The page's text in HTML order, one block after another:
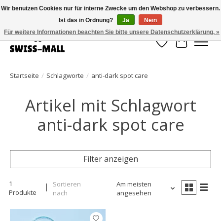
Kostenloser Versand ab CHF 250 – pünktlich und zuverlässig geliefert
Wunschzettel
Ihr
Startseite / Schlagworte / anti-dark spot care
Artikel mit Schlagwort
anti-dark spot care
Filter anzeigen
1
Produkte
Sortieren
nach
Am meisten
angesehen
Wir benutzen Cookies nur für interne Zwecke um den Webshop zu verbessern.
Ist das in Ordnung?
Ja
Nein
Für weitere Informationen beachten Sie bitte unsere Datenschutzerklärung. »